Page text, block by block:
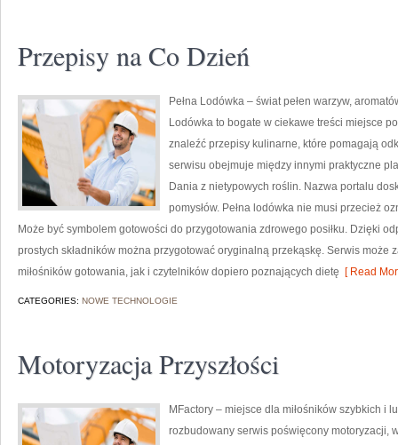
Przepisy na Co Dzień
Pełna Lodówka – świat pełen warzyw,
Lodówka to bogate w ciekawe treści miejsce
znaleźć przepisy kulinarne, które pomagają
serwisu obejmuje między innymi praktyczne
Dania z nietypowych roślin. Nazwa portalu
pomysłów. Pełna lodówka nie musi przecież
Może być symbolem gotowości do przygotowania zdrowego posiłku. Dzięki
prostych składników można przygotować oryginalną przekąskę. Serwis może
miłośników gotowania, jak i czytelników dopiero poznających dietę [ Read
CATEGORIES: NOWE TECHNOLOGIE
Motoryzacja Przyszłości
MFactory – miejsce dla miłośników szybkich i
rozbudowany serwis poświęcony motoryzacji,